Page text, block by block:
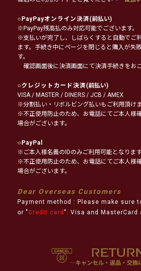
○PayPayオンライン決済(前払い)
※PayPay残高払のみ対応可能でございます。
※支払いが完了し、しばらくすると自動でご
ます。手続き中にページを閉じると購入が失
す。
確認画面後に決済画面にて決済手続きをお
○クレジットカード決済(前払い)
VISA / MASTER / DINERS / JCB / AMEX
※分割払い・リボルビング払いもご利用頂けま
※不正使用防止のため、お電話にてご本人様
場合がございます。
○PayPal
※ご本人様名義のIDのみご利用可能となります
※不正使用防止のため、お電話にてご本人様
場合がございます。
Dear Overseas Customers
Payment method : Please make sure
or " Credit card ". Visa and MasterCard